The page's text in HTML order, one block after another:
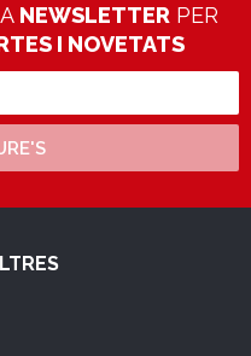
NEWSLETTER PER
I NOVETATS